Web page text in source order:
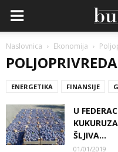
Naslovnica Ekonomija
POLJOPRIVREDA
ENERGETIKA FINANSIJE
U
ŠLJIVA…
01/01/2019